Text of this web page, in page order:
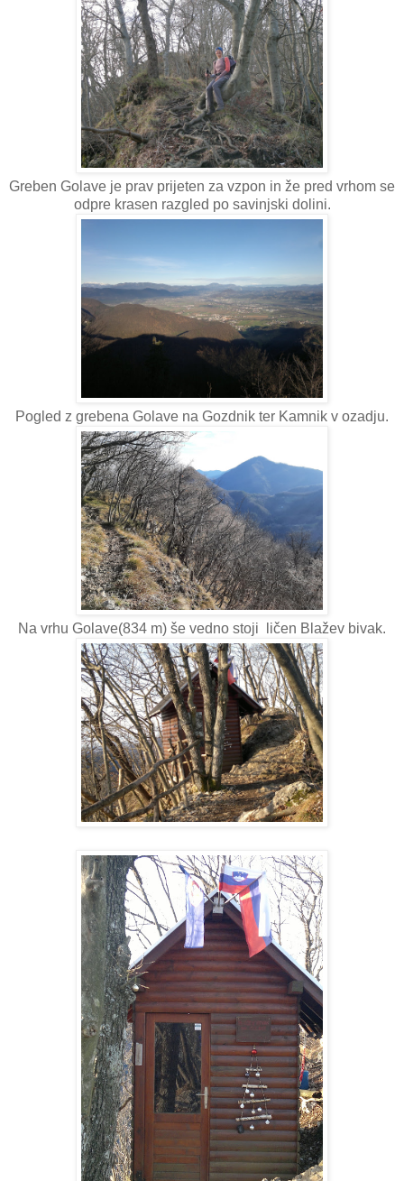
Greben Golave je prav prijeten za vzpon in že pred vrhom se
odpre krasen razgled po savinjski dolini.
Pogled z grebena Golave na Gozdnik ter Kamnik v ozadju.
Na vrhu Golave(834 m) še vedno stoji ličen Blažev bivak.